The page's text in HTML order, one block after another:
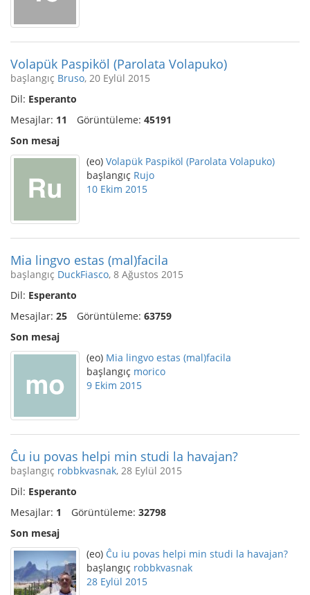
Volapük Paspiköl (Parolata Volapuko)
başlangıç Bruso, 20 Eylül 2015
Dil: Esperanto
Mesajlar: 11 Görüntüleme: 45191
Son mesaj
(eo) Volapük Paspiköl (Parolata Volapuko)
başlangıç Rujo
10 Ekim 2015
Mia lingvo estas (mal)facila
başlangıç DuckFiasco, 8 Ağustos 2015
Dil: Esperanto
Mesajlar: 25 Görüntüleme: 63759
Son mesaj
(eo) Mia lingvo estas (mal)facila
başlangıç morico
9 Ekim 2015
Ĉu iu povas helpi min studi la havajan?
başlangıç robbkvasnak, 28 Eylül 2015
Dil: Esperanto
Mesajlar: 1 Görüntüleme: 32798
Son mesaj
(eo) Ĉu iu povas helpi min studi la havajan?
başlangıç robbkvasnak
28 Eylül 2015